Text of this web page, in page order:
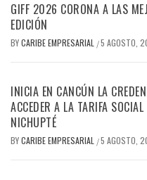
GIFF 2026 CORONA A LAS
EDICIÓN
BYCARIBE EMPRESARIAL /5 AGOSTO,
INICIA EN CANCÚN LA
ACCEDER A LA TARIFA
NICHUPTÉ
BYCARIBE EMPRESARIAL /5 AGOSTO,